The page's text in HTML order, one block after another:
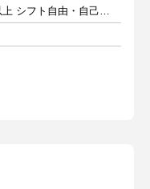
週1日以上 1日4時間以上 シフト自由・自己申告